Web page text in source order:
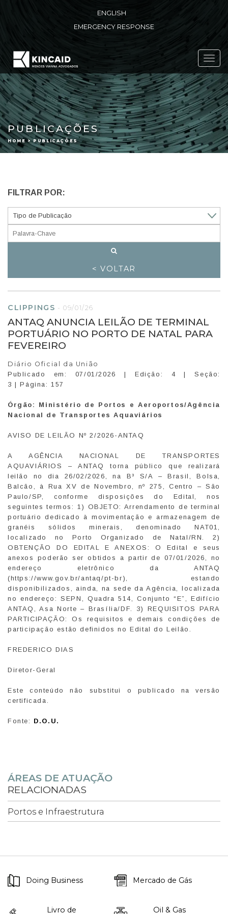
ENGLISH
EMERGENCY RESPONSE
PUBLICAÇÕES
HOME > PUBLICAÇÕES
FILTRAR POR:
< VOLTAR
CLIPPINGS -09/01/26
ANTAQ ANUNCIA LEILÃO DE TERMINAL
PORTUÁRIO NO PORTO DE NATAL PARA
FEVEREIRO
Diário Oficial da União
Publicado em: 07/01/2026 | Edição: 4 | Seção:
3 | Página: 157
Órgão: Ministério de Portos e Aeroportos/Agência
Nacional de Transportes Aquaviários
AVISO DE LEILÃO Nº 2/2026-ANTAQ
A AGÊNCIA NACIONAL DE TRANSPORTES
AQUAVIÁRIOS – ANTAQ torna público que realizará
leilão no dia 26/02/2026, na B³ S/A – Brasil, Bolsa,
Balcão, à Rua XV de Novembro, nº 275, Centro – São
Paulo/SP, conforme disposições do Edital, nos
seguintes termos: 1) OBJETO: Arrendamento de terminal
portuário dedicado à movimentação e armazenagem de
granéis sólidos minerais, denominado NAT01,
localizado no Porto Organizado de Natal/RN. 2)
OBTENÇÃO DO EDITAL E ANEXOS: O Edital e seus
anexos poderão ser obtidos a partir de 07/01/2026, no
endereço eletrônico da ANTAQ
(https://www.gov.br/antaq/pt-br), estando
disponibilizados, ainda, na sede da Agência, localizada
no endereço: SEPN, Quadra 514, Conjunto “E”, Edifício
ANTAQ, Asa Norte – Brasília/DF. 3) REQUISITOS PARA
PARTICIPAÇÃO: Os requisitos e demais condições de
participação estão definidos no Edital do Leilão.
FREDERICO DIAS
Diretor-Geral
Este conteúdo não substitui o publicado na versão
certificada.
Fonte: D.O.U.
ÁREAS DE ATUAÇÃO
RELACIONADAS
Portos e Infraestrutura
Doing Business Mercado de Gás
Livro de Oil & Gas